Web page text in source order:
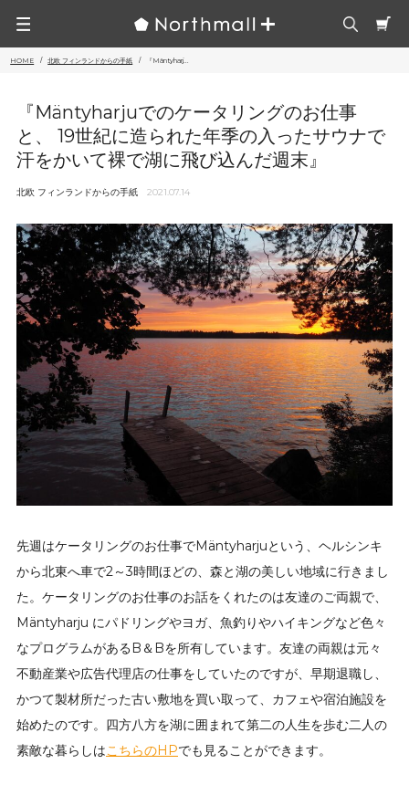
HOME 北欧 フィンランドからの手紙 『Mäntyharj...
『Mäntyharjuでのケータリングのお仕事
と、 19世紀に造られた年季の入ったサウナで
汗をかいて裸で湖に飛び込んだ週末』
北欧 フィンランドからの手紙 2021.07.14
先週はケータリングのお仕事でMäntyharjuという、ヘルシンキ
から北東へ車で2～3時間ほどの、森と湖の美しい地域に行きまし
た。ケータリングのお仕事のお話をくれたのは友達のご両親で、
Mäntyharju にパドリングやヨガ、魚釣りやハイキングなど色々
なプログラムがあるB＆Bを所有しています。友達の両親は元々
不動産業や広告代理店の仕事をしていたのですが、早期退職し、
かつて製材所だった古い敷地を買い取って、カフェや宿泊施設を
始めたのです。四方八方を湖に囲まれて第二の人生を歩む二人の
素敵な暮らしはこちらのHPでも見ることができます。